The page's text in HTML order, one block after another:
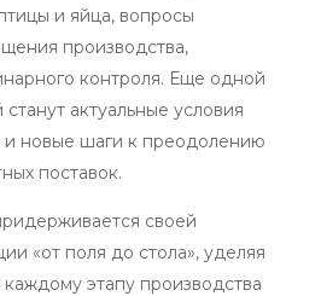
и яйца, вопросы
производства,
контроля. Еще одной
актуальные условия
и новые шаги к преодолению
поставок.
своей
«от поля до стола», уделяя
этапу производства